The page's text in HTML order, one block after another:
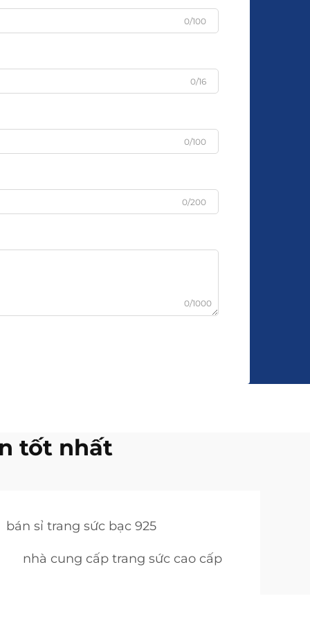
0/100
0/16
0/100
0/200
0/1000
tốt nhất
bán sỉ trang sức bạc 925
nhà cung cấp trang sức cao cấp